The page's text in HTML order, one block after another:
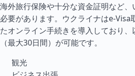
海外旅行保険や十分な資金証明など
必要があります。ウクライナはe-Visa
たオンライン手続きを導入しており
（最大30日間）が可能です。
観光